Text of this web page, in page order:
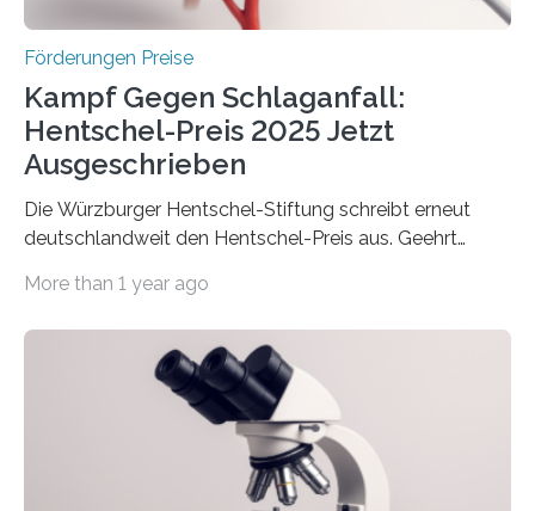
Förderungen Preise
Kampf Gegen Schlaganfall:
Hentschel-Preis 2025 Jetzt
Ausgeschrieben
Die Würzburger Hentschel-Stiftung schreibt erneut
deutschlandweit den Hentschel-Preis aus. Geehrt
hochrangige wissenschaftliche Publikation zum Thema
Schlaganfall“ mit Sitz in Würzburg fördert die
Schlaganfallforschung, um die Behandlung der
Betroffenen zu verbessern. Dazu schreibt sie auch in
diesem Jahr wieder deutschlandweit den Hentschel-
Preis aus. Er richtet sich gezielt an jüngere
Forscherinnen und Forscher unter 40 Jahren. Geehrt
More than 1 year ago